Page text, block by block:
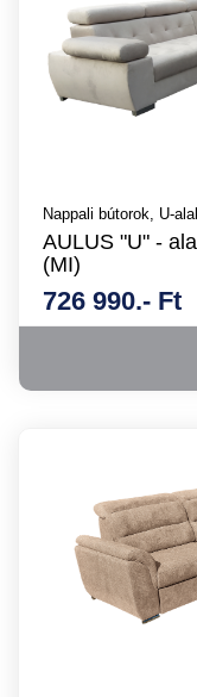
Nappali bútorok, U-
AULUS "U" -
(MI)
726 990.- Ft